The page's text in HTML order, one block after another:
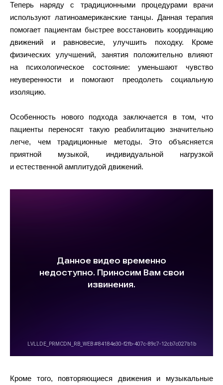
Теперь наряду с традиционными процедурами врачи
используют латиноамериканские танцы. Данная терапия
помогает пациентам быстрее восстановить координацию
движений и равновесие, улучшить походку. Кроме
физических улучшений, занятия положительно влияют
на психологическое состояние: уменьшают чувство
неуверенности и помогают преодолеть социальную
изоляцию.
Особенность нового подхода заключается в том, что
пациенты переносят такую реабилитацию значительно
легче, чем традиционные методы. Это объясняется
приятной музыкой, индивидуальной нагрузкой
и естественной амплитудой движений.
Кроме того, повторяющиеся движения и музыкальные